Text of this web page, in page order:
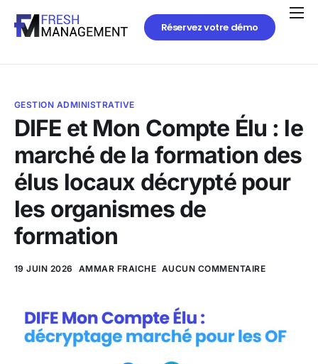
Réservez votre démo
GESTION ADMINISTRATIVE
DIFE et Mon Compte Élu : le
marché de la formation des
élus locaux décrypté pour
les organismes de
formation
19 JUIN 2026 AMMAR FRAICHE AUCUN COMMENTAIRE